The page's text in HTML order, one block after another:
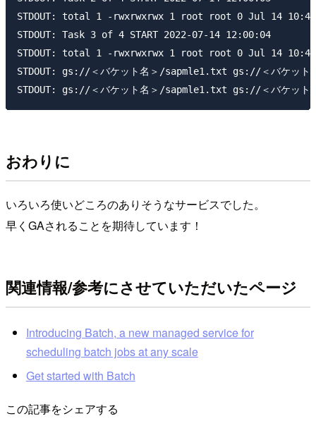
STDOUT: total 1 -rwxrwxrwx 1 root root 0 Jul 14
STDOUT: Task 3 of 4 START 2022-07-14 12:00:04
STDOUT: total 1 -rwxrwxrwx 1 root root 0 Jul 14
STDOUT: gs://＜バケット名＞/sapmle1.txt gs://＜バケッ
おわりに
いろいろ使いどころのありそうなサービスでした。
早くGAされることを期待しています！
関連情報/参考にさせていただいたページ
Introducing Batch, a new managed service for
scheduling batch jobs at any scale
Get started with Batch
この記事をシェアする